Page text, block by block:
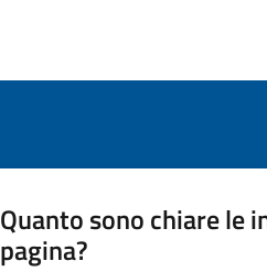
Quanto sono chiare le
pagina?